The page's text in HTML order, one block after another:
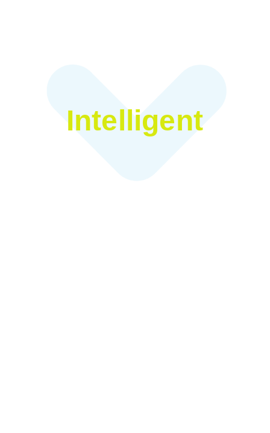
Intelligent